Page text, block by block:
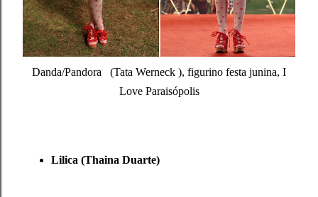
Danda/Pandora (Tata Werneck ), figurino festa junina, I
Love Paraisópolis
Lilica (Thaina Duarte)